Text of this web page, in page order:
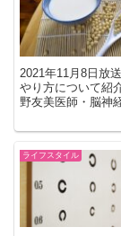
2021年11月8日放
やり方について紹
野友美医師・脳神
ライフスタイル